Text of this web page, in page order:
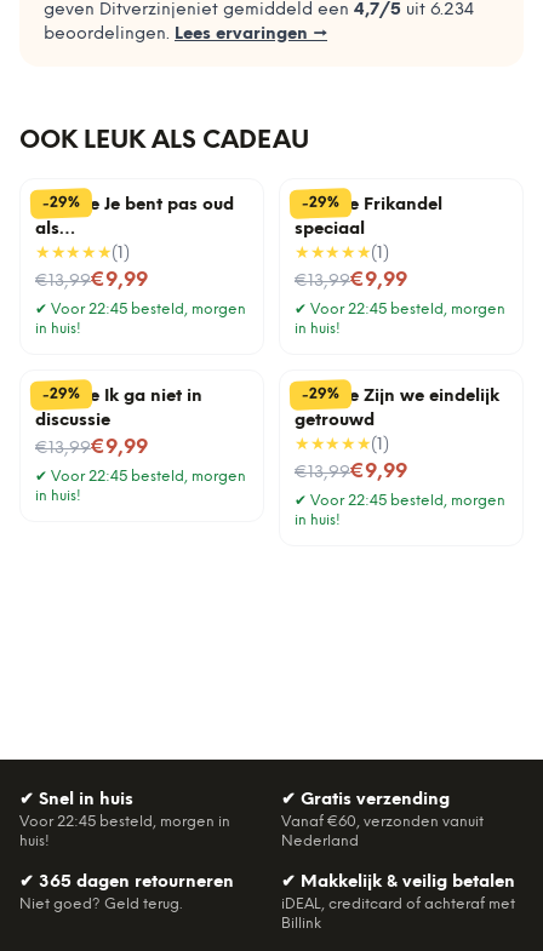
geven Ditverzinjeniet gemiddeld een 4,7/5 uit 6.234
beoordelingen. Lees ervaringen →
OOK LEUK ALS CADEAU
-29%
Tegeltje Je bent pas oud
als…
★★★★★( 1 )
€13,99
Nu voor€9,99
✔ Voor 22:45 besteld, morgen
in huis!
-29%
Tegeltje Frikandel
speciaal
★★★★★( 1 )
€13,99
Nu voor€9,99
✔ Voor 22:45 besteld, morgen
in huis!
-29%
Tegeltje Ik ga niet in
discussie
€13,99
Nu voor€9,99
✔ Voor 22:45 besteld, morgen
in huis!
-29%
Tegeltje Zijn we eindelijk
getrouwd
★★★★★( 1 )
€13,99
Nu voor€9,99
✔ Voor 22:45 besteld, morgen
in huis!
✔ Snel in huis
Voor 22:45 besteld, morgen in
huis!
✔ Gratis verzending
Vanaf €60, verzonden vanuit
Nederland
✔ 365 dagen retourneren
Niet goed? Geld terug.
✔ Makkelijk & veilig betalen
iDEAL, creditcard of achteraf met
Billink